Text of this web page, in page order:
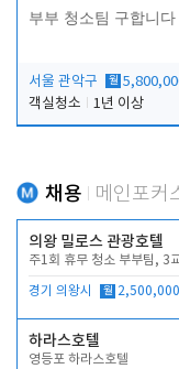
부부 청소팀 구합니다
서울 관악구 월
객실청소
1년 이상
채용 메인포커
의왕 밀로스 관광호텔
주1회 휴무 청소 부부팀, 3
경기 의왕시 월 2,500,000
하라스호텔
영등포 하라스호텔